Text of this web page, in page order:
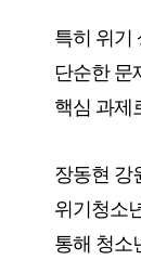
특히 위기
단순한 문
핵심 과제
장동현 강
위기청소
통해 청소